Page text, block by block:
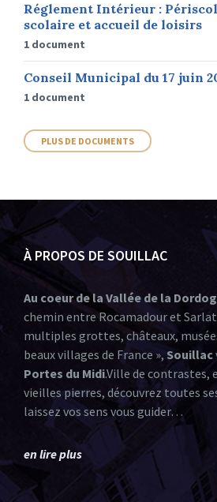
Réglement Intérieur :
scolaire et accueil de loisirs
1 document
Conseil Municipal du 17 juin
1 document
PLUS DE DOCUMENTS
À PROPOS DE SOUILLAC
Au coeur de la Vallée de la
chemin entre Rocamadour et
multiples grottes, châteaux,
beaux villages de France », Souillac
Portes du Midi.Ville de contrastes,
vieilles pierres, découvrez toutes
laissez vos sens vous guider…
en lire plus